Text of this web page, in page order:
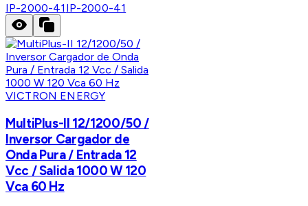
IP-2000-41 IP-2000-41
VICTRON ENERGY
MultiPlus-II 12/1200/50 /
Inversor Cargador de
Onda Pura / Entrada 12
Vcc / Salida 1000 W 120
Vca 60 Hz